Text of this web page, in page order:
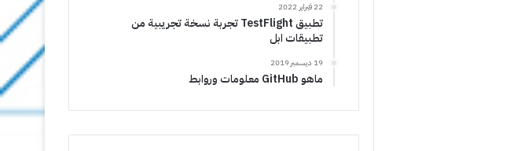
22 فبراير 2022
تطبيق TestFlight تجربة نسخة تجريبية من
تطبيقات ابل
19 ديسمبر 2019
ماهو GitHub معلومات وروابط